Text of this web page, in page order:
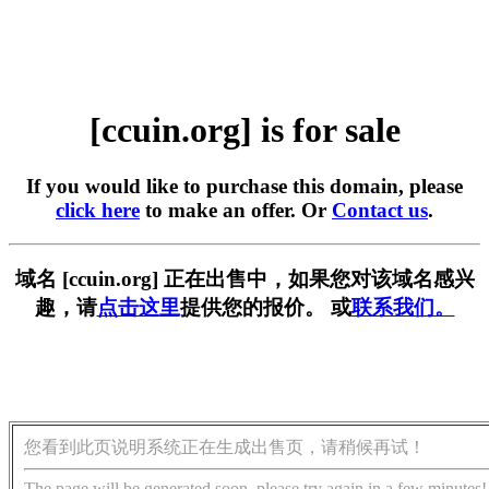
[ccuin.org] is for sale
If you would like to purchase this domain, please
click here to make an offer. Or Contact us.
域名 [ccuin.org] 正在出售中，如果您对该域名感兴
趣，请点击这里提供您的报价。 或联系我们。
您看到此页说明系统正在生成出售页，请稍候再试！